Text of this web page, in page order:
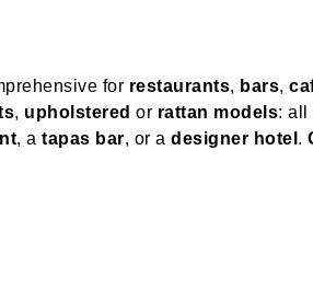
for restaurants, bars,
, upholstered or rattan models: all
, a tapas bar, or a designer hotel .